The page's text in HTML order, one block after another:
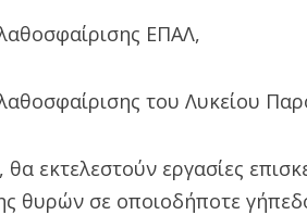
ΕΠΑΛ,
του Λυκείου
εκτελεστούν εργασίες
θυρών σε οποιοδήποτε